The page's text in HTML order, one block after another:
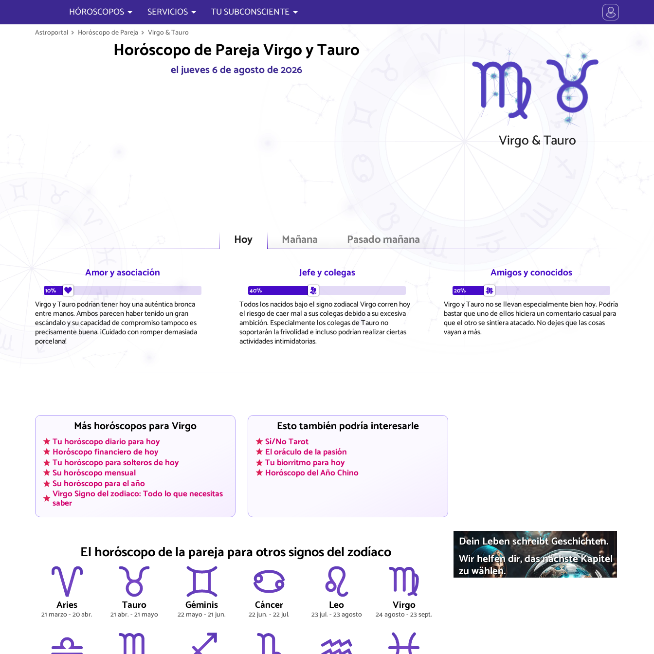
HÓROSCOPOS SERVICIOS TU SUBCONSCIENTE
Astroportal Horóscopo de Pareja Virgo & Tauro
Horóscopo de Pareja Virgo y Tauro
el jueves 6 de agosto de 2026
Virgo & Tauro
Hoy Mañana Pasado mañana
Amor y asociación
10%
Virgo y Tauro podrían tener hoy una auténtica bronca
entre manos. Ambos parecen haber tenido un gran
escándalo y su capacidad de compromiso tampoco es
precisamente buena. ¡Cuidado con romper demasiada
porcelana!
Jefe y colegas
40%
Todos los nacidos bajo el signo zodiacal Virgo corren hoy
el riesgo de caer mal a sus colegas debido a su excesiva
ambición. Especialmente los colegas de Tauro no
soportarán la frivolidad e incluso podrían realizar ciertas
actividades intimidatorias.
Amigos y conocidos
20%
Virgo y Tauro no se llevan especialmente bien hoy. Podría
bastar que uno de ellos hiciera un comentario casual para
que el otro se sintiera atacado. No dejes que las cosas
vayan a más.
Más horóscopos para Virgo
Tu horóscopo diario para hoy
Horóscopo financiero de hoy
Tu horóscopo para solteros de hoy
Su horóscopo mensual
Su horóscopo para el año
Virgo Signo del zodiaco: Todo lo que necesitas
saber
Esto también podría interesarle
Sí/No Tarot
El oráculo de la pasión
Tu biorritmo para hoy
Horóscopo del Año Chino
El horóscopo de la pareja para otros signos del zodíaco
Aries
21 marzo - 20 abr.
Tauro
21 abr. - 21 mayo
Géminis
22 mayo - 21 jun.
Cáncer
22 jun. - 22 jul.
Leo
23 jul. - 23 agosto
Virgo
24 agosto - 23 sept.
Dein Leben schreibt Geschichten.
Wir helfen dir, das nächste Kapitel
zu wählen.